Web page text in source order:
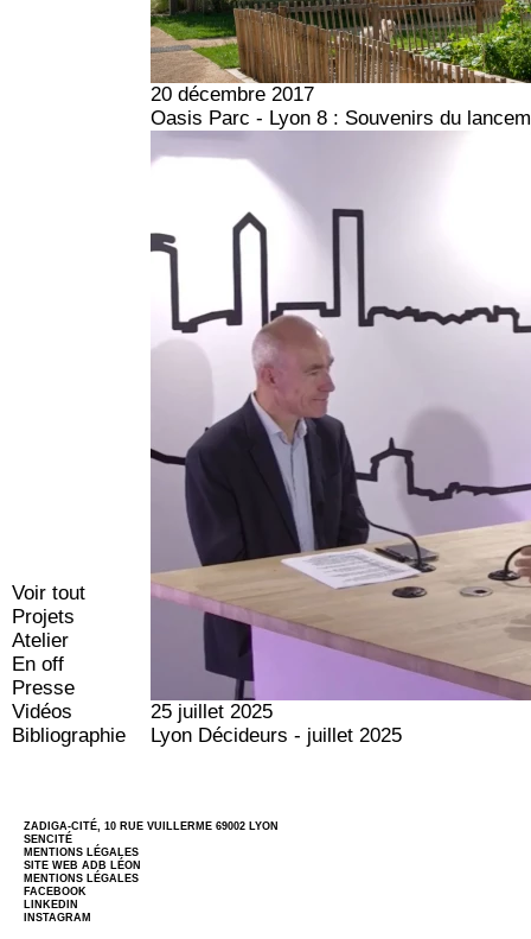
Voir tout
Projets
Atelier
En off
Presse
Vidéos
Bibliographie
20 décembre 2017
Oasis Parc - Lyon 8 : Souvenirs du
25 juillet 2025
Lyon Décideurs - juillet 2025
ZADIGA-CITÉ, 10 RUE VUILLERME 69002 LYON
SENCITÉ
MENTIONS LÉGALES
SITE WEBADB LÉON
MENTIONS LÉGALES
FACEBOOK
LINKEDIN
INSTAGRAM